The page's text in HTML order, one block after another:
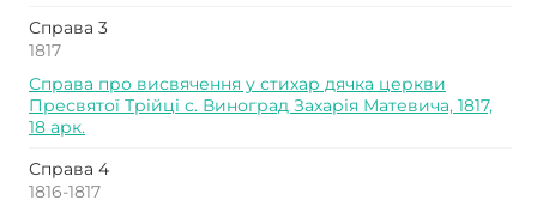
Справа 3
1817
Справа про висвячення у стихар дячка церкви
Пресвятої Трійці с. Виноград Захарія Матевича, 1817,
18 арк.
Справа 4
1816-1817